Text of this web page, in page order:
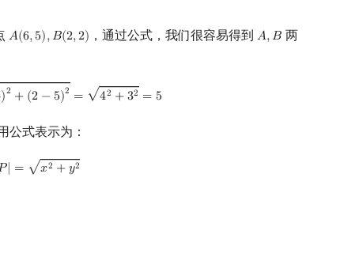
𝐴(6,5),𝐵(2,2)
A(6,5),B (2,2) ，通过公式，我们很容易得到𝐴,𝐵
A,B
两
)2 + (2 −5)2 = √42 +32 = 5
−6)2+(2−5)2= 2=5
公式表示为：
| = √𝑥2 +𝑦2
P| = x2+y2